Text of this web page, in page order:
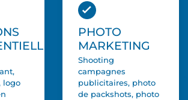
logo
PHOTO
MARKETING
Shooting
campagnes
publicitaires, photo
de packshots, photo